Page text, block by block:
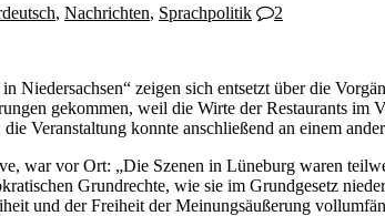
, Nachrichten, Sprachpolitik 2
Niedersachsen“ zeigen sich entsetzt über die
gekommen, weil die Wirte der Restaurants
Veranstaltung konnte anschließend an einem
war vor Ort: „Die Szenen in Lüneburg waren
Grundrechte, wie sie im Grundgesetz
und der Freiheit der Meinungsäußerung